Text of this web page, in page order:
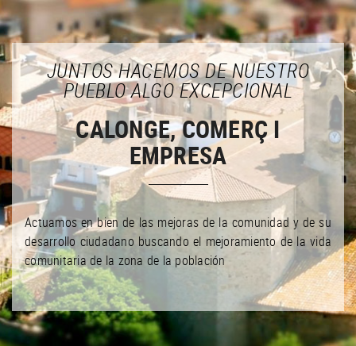
JUNTOS HACEMOS DE NUESTRO
PUEBLO ALGO EXCEPCIONAL
CALONGE, COMERÇ I
EMPRESA
Actuamos en bien de las mejoras de la comunidad y de su
desarrollo ciudadano buscando el mejoramiento de la vida
comunitaria de la zona de la población